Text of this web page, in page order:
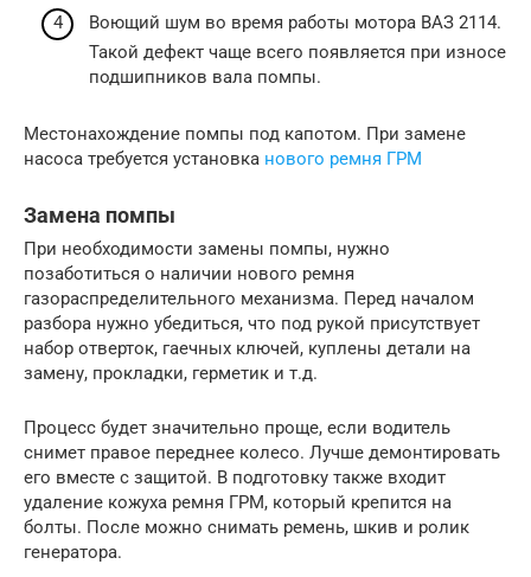
Воющий шум во время работы мотора ВАЗ 2114.
Такой дефект чаще всего появляется при износе
подшипников вала помпы.
Местонахождение помпы под капотом. При замене
насоса требуется установка нового ремня ГРМ
Замена помпы
При необходимости замены помпы, нужно
позаботиться о наличии нового ремня
газораспределительного механизма. Перед началом
разбора нужно убедиться, что под рукой присутствует
набор отверток, гаечных ключей, куплены детали на
замену, прокладки, герметик и т.д.
Процесс будет значительно проще, если водитель
снимет правое переднее колесо. Лучше демонтировать
его вместе с защитой. В подготовку также входит
удаление кожуха ремня ГРМ, который крепится на
болты. После можно снимать ремень, шкив и ролик
генератора.